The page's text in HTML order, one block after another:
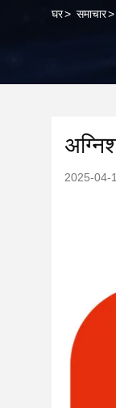
घर> समाचार>
2025-04-